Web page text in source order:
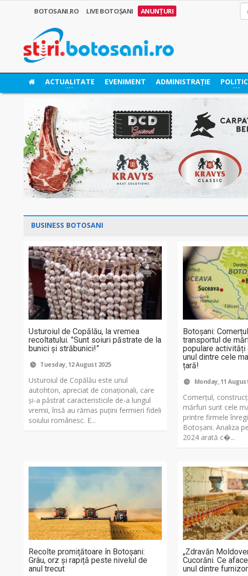
BOTOSANI.RO LIVE BOTOȘANI ANUNȚURI
ACTUALITATE EVENIMENT ADMINISTRAȚIE
BUSINESS BOTOSANI
Usturoiul de Copălău, la vremea
recoltatului. ”Sunt soiuri păstrate de la
bunici și străbunici!”
Tuesday, 12 August 2025
Usturoiul de Copălău este unul
autohton, apreciat de conaționali, care
și-a păstrat caracteristicile de-a lungul
vremii, însă au rămas puțini fermieri fideli
soiului românesc. E...
Botoșani:
transportul de
populare
unul dintre cele
țară!
Monday, 11
Comerțul,
mărfuri sunt cele
printre firmele
Botoșani. Analiza
2024 arată c�...
Recolte promițătoare în Botoșani:
Grâu, orz și rapiță peste nivelul de
anul trecut
„Zdravăn
Cucorăni. Ce
unul dintre